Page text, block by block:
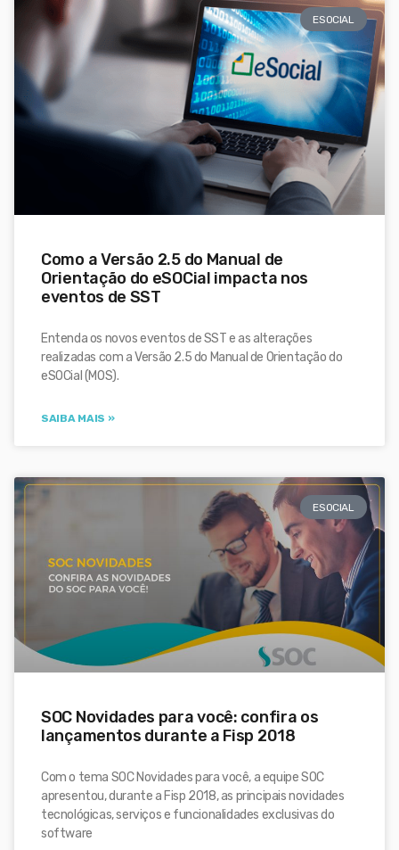
ESOCIAL
Como a Versão 2.5 do Manual de
Orientação do eSOCial impacta nos
eventos de SST
Entenda os novos eventos de SST e as alterações
realizadas com a Versão 2.5 do Manual de Orientação do
eSOCial (MOS).
SAIBA MAIS »
ESOCIAL
SOC Novidades para você: confira os
lançamentos durante a Fisp 2018
Com o tema SOC Novidades para você, a equipe SOC
apresentou, durante a Fisp 2018, as principais novidades
tecnológicas, serviços e funcionalidades exclusivas do
software